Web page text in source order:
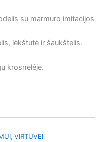
su marmuro imitacijos
lėkštutė ir šaukštelis.
krosnelėje.
, VIRTUVEI